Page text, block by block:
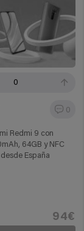
0
0
Redmi 9 con
64GB y NFC
España
94€